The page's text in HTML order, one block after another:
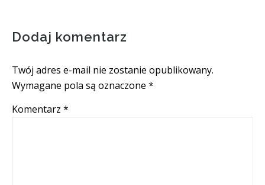
Dodaj komentarz
Twój adres e-mail nie zostanie opublikowany.
Wymagane pola są oznaczone *
Komentarz *